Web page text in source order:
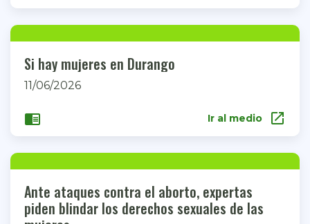
Si hay mujeres en Durango
11/06/2026
chrome_reader_mode Ir al medio open_in_new
Ante ataques contra el aborto, expertas
piden blindar los derechos sexuales de las